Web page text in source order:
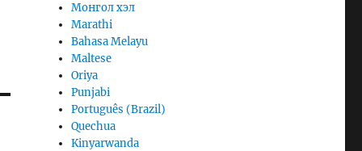
Монгол хэл
Marathi
Bahasa Melayu
Maltese
Oriya
Punjabi
Português (Brazil)
Quechua
Kinyarwanda